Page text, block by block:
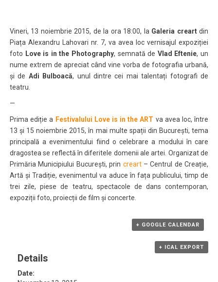
Vineri, 13 noiembrie 2015, de la ora 18:00, la Galeria creartdin
Piața Alexandru Lahovari nr. 7, va avea loc vernisajul expoziției
foto Love is in the Photography, semnată de Vlad Eftenie, un
nume extrem de apreciat când vine vorba de fotografia urbană,
și de Adi Bulboacă, unul dintre cei mai talentați fotografi de
teatru.
—
Prima ediție a Festivalului Love is in the ART va avea loc, între
13 și 15 noiembrie 2015, în mai multe spații din București, tema
principală a evenimentului fiind o celebrare a modului în care
dragostea se reflectă în diferitele domenii ale artei. Organizat de
Primăria Municipiului București, prin creart– Centrul de Creație,
Artă și Tradiție, evenimentul va aduce în fața publicului, timp de
trei zile, piese de teatru, spectacole de dans contemporan,
expoziții foto, proiecții de film și concerte.
+ GOOGLE CALENDAR
+ ICAL EXPORT
Details
Date: